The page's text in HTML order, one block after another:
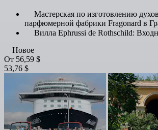
Мастерская по изготовлению
парфюмерной фабрики Fragonard в
Вилла Ephrussi de Rothschild:
Новое
От 56,59 $
53,76 $